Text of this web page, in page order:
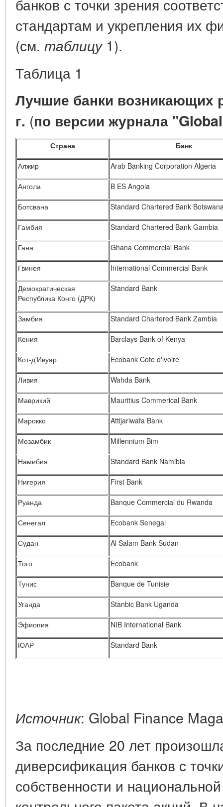
банков с точки зрения
стандартам и укрепления их
(см. таблицу1).
Таблица 1
Лучшие банки возникающих
г. (по версии журнала
Страна Банк
Алжир Arab Banking Corporation Algeria
Ангола B ES Angola
Ботсвана Standard Chartered Bank
Гамбия Standard Chartered Bank Gambia
Гана Ghana Commercial Bank
Гвинея International Commercial Bank
Демократическая
Республика Конго (ДРК)
Standard Bank
Замбия Standard Chartered Bank Zambia
Кения Barclays Bank of Kenya
Кот-д'Ивуар Ecobank Cote d'lvoire
Ливия Wahda Bank
Маврикий Mauritius Commerical Bank
Марокко Attijariwafa Bank
Мозамбик Millennium Bim
Намибия Standard Bank Namibia
Нигерия First Bank
Руанда Banque Commercial du Rwanda
Сенегал Ecobank Senegal
Судан Al Salam Bank Sudan
Того Ecobank
Тунис Banque de Tunisie
Уганда Stanbic Bank Uganda
Эфиопия NIB International Bank
ЮАР Standard Bank
Источник: Global Finance
За последние 20 лет
диверсификация банков с
собственности и